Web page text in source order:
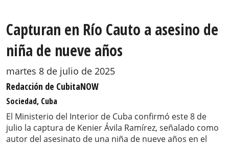
Capturan en Río Cauto a asesino de
niña de nueve años
martes 8 de julio de 2025
Redacción de CubitaNOW
Sociedad, Cuba
El Ministerio del Interior de Cuba confirmó este 8 de
julio la captura de Kenier Ávila Ramírez, señalado como
autor del asesinato de una niña de nueve años en el